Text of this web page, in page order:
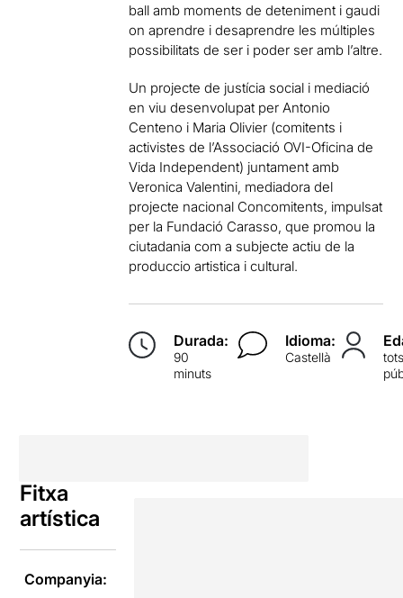
ball amb moments de deteniment i gaudi
on aprendre i desaprendre les múltiples
possibilitats de ser i poder ser amb l’altre.
Un projecte de justícia social i mediació
en viu desenvolupat per Antonio
Centeno i Maria Olivier (comitents i
activistes de l’Associació OVI-Oficina de
Vida Independent) juntament amb
Veronica Valentini, mediadora del
projecte nacional Concomitents, impulsat
per la Fundació Carasso, que promou la
ciutadania com a subjecte actiu de la
produccio artistica i cultural.
Durada:
90
minuts
Idioma:
Castellà
Fitxa
artística
Companyia: